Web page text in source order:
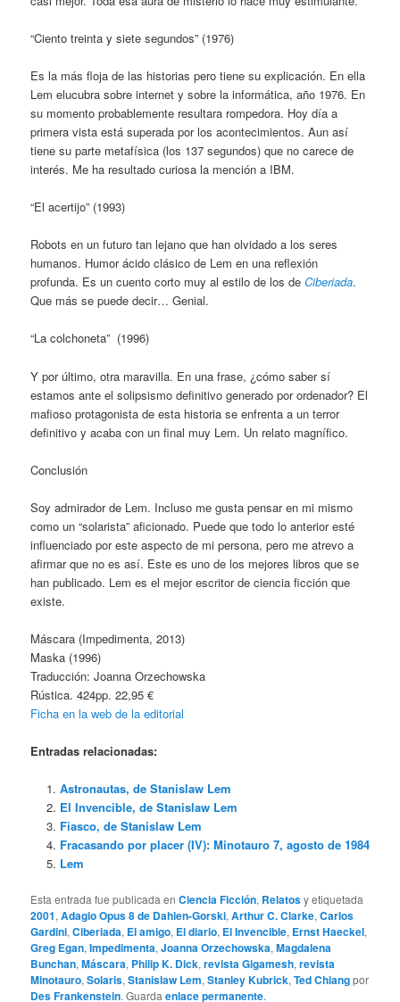
“Ciento treinta y siete segundos” (1976)
Es la más floja de las historias pero tiene su explicación. En ella
Lem elucubra sobre internet y sobre la informática, año 1976. En
su momento probablemente resultara rompedora. Hoy día a
primera vista está superada por los acontecimientos. Aun así
tiene su parte metafísica (los 137 segundos) que no carece de
interés. Me ha resultado curiosa la mención a IBM.
“El acertijo” (1993)
Robots en un futuro tan lejano que han olvidado a los seres
humanos. Humor ácido clásico de Lem en una reflexión
profunda. Es un cuento corto muy al estilo de los deCiberiada.
Que más se puede decir… Genial.
“La colchoneta” (1996)
Y por último, otra maravilla. En una frase, ¿cómo saber sí
estamos ante el solipsismo definitivo generado por ordenador? El
mafioso protagonista de esta historia se enfrenta a un terror
definitivo y acaba con un final muy Lem. Un relato magnífico.
Conclusión
Soy admirador de Lem. Incluso me gusta pensar en mi mismo
como un “solarista” aficionado. Puede que todo lo anterior esté
influenciado por este aspecto de mi persona, pero me atrevo a
afirmar que no es así. Este es uno de los mejores libros que se
han publicado. Lem es el mejor escritor de ciencia ficción que
existe.
Máscara (Impedimenta, 2013)
Maska (1996)
Traducción: Joanna Orzechowska
Rústica. 424pp. 22,95 €
Ficha en la web de la editorial
Entradas relacionadas:
Astronautas, de Stanislaw Lem
El Invencible, de Stanislaw Lem
Fiasco, de Stanislaw Lem
Fracasando por placer (IV): Minotauro 7, agosto de 1984
Lem
Esta entrada fue publicada enCiencia Ficción, Relatosy etiquetada
2001,Adagio Opus 8 de Dahlen-Gorski,Arthur C. Clarke,Carlos
Gardini,Ciberiada, El amigo, El diario, El Invencible, Ernst Haeckel,
Greg Egan,Impedimenta,Joanna Orzechowska,Magdalena
Bunchan,Máscara, Philip K. Dick,revista Gigamesh,revista
Minotauro,Solaris,Stanislaw Lem,Stanley Kubrick,Ted Chiangpor
Des Frankenstein. Guardaenlace permanente.